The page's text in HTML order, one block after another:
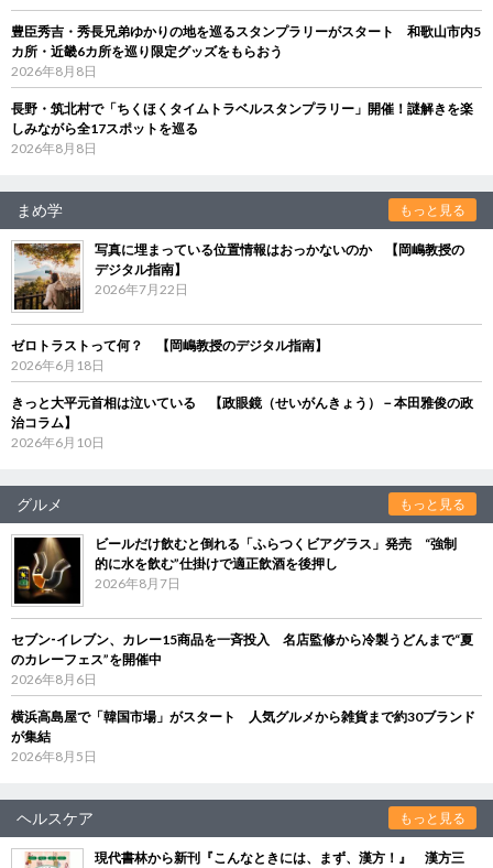
豊臣秀吉・秀長兄弟ゆかりの地を巡るスタンプラリーがスタート 和歌山市内5
カ所・近畿6カ所を巡り限定グッズをもらおう
2026年8月8日
長野・筑北村で「ちくほくタイムトラベルスタンプラリー」開催！謎解きを楽
しみながら全17スポットを巡る
2026年8月8日
まめ学 もっと見る
写真に埋まっている位置情報はおっかないのか 【岡嶋教授の
デジタル指南】
2026年7月22日
ゼロトラストって何？ 【岡嶋教授のデジタル指南】
2026年6月18日
きっと大平元首相は泣いている 【政眼鏡（せいがんきょう）－本田雅俊の政
治コラム】
2026年6月10日
グルメ もっと見る
ビールだけ飲むと倒れる「ふらつくビアグラス」発売 “強制
的に水を飲む”仕掛けで適正飲酒を後押し
2026年8月7日
セブン‐イレブン、カレー15商品を一斉投入 名店監修から冷製うどんまで“夏
のカレーフェス”を開催中
2026年8月6日
横浜高島屋で「韓国市場」がスタート 人気グルメから雑貨まで約30ブランド
が集結
2026年8月5日
ヘルスケア もっと見る
現代書林から新刊『こんなときには、まず、漢方！』 漢方三